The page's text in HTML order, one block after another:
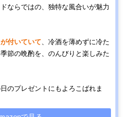
ならではの、独特な風合いが魅力
付いていて、冷酒を薄めずに冷た
節の晩酌を、のんびりと楽しみた
のプレゼントにもよろこばれま